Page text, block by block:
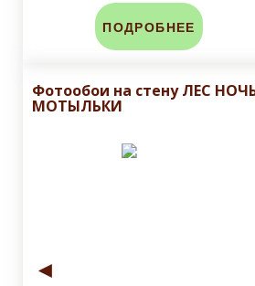
ПОДРОБНЕЕ
Фотообои на стену ЛЕС
МОТЫЛЬКИ
◄